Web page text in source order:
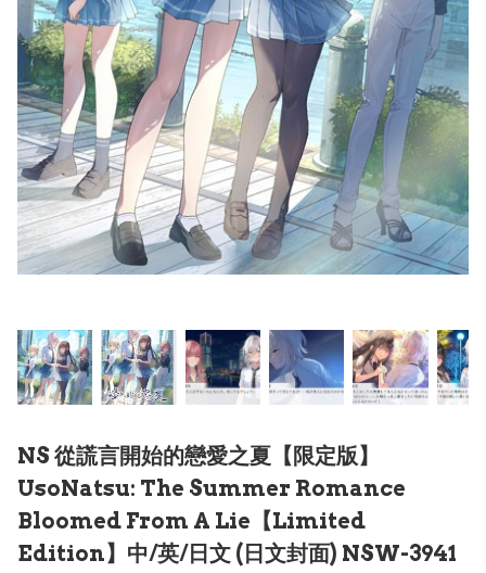
NS 從謊言開始的戀愛之夏【限定版】
UsoNatsu: The Summer Romance
Bloomed From A Lie【Limited
Edition】中/英/日文 (日文封面) NSW-3941